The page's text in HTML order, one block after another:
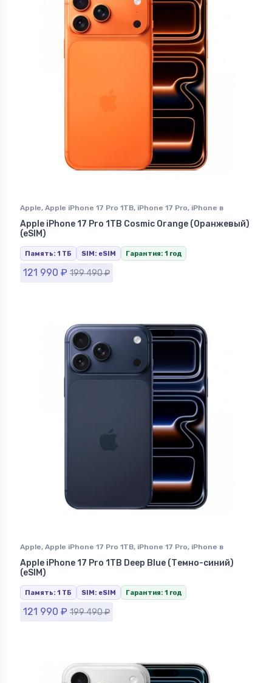
Apple, Apple iPhone 17 Pro 1TB, iPhone 17 Pro, iPhone в
Ставрополе
Apple iPhone 17 Pro 1TB Cosmic Orange (Оранжевый)
(eSIM)
Память: 1 ТБ SIM: eSIM Гарантия: 1 год
121 990 ₽ 199 490₽
Apple, Apple iPhone 17 Pro 1TB, iPhone 17 Pro, iPhone в
Ставрополе
Apple iPhone 17 Pro 1TB Deep Blue (Темно-синий)
(eSIM)
Память: 1 ТБ SIM: eSIM Гарантия: 1 год
121 990 ₽ 199 490₽